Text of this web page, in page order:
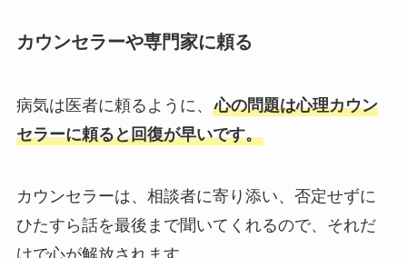
カウンセラーや専門家に頼る
病気は医者に頼るように、 心の問題は心理カウン
セラーに頼ると回復が早いです。
カウンセラーは、相談者に寄り添い、否定せずに
ひたすら話を最後まで聞いてくれるので、それだ
けで心が解放されます。